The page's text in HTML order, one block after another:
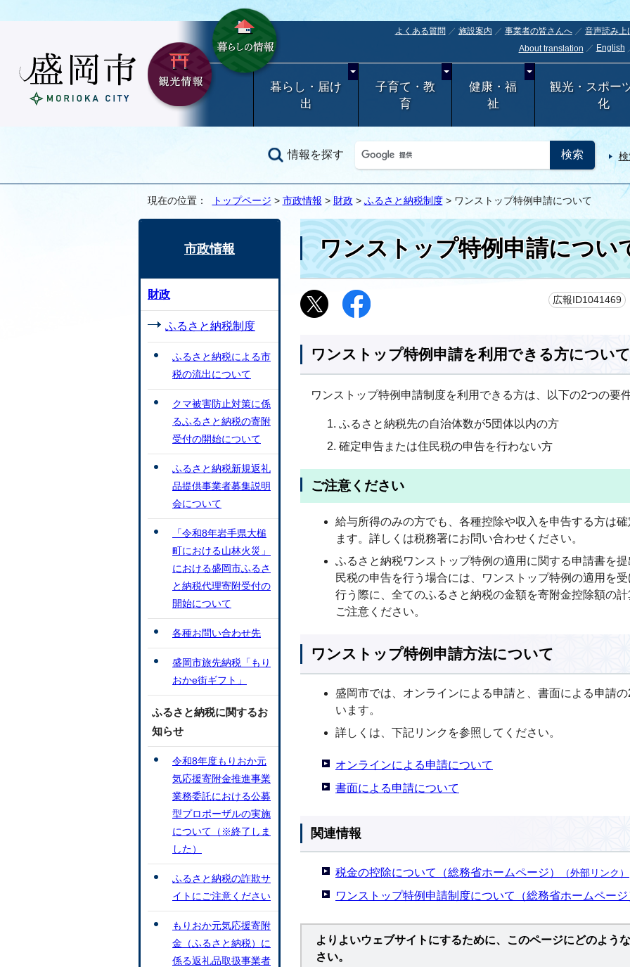
よくある質問 施設案内 事業者の皆さんへ 音声読み上
About translation
English
暮らし・届け
出
子育て・教
育
健康・福
祉
観光・スポー
化
情報を探す
現在の位置： トップページ > 市政情報 > 財政 > ふるさと納税制度> ワンストップ特例申請について
ワンストップ特例申請につい
広報ID1041469
ワンストップ特例申請を利用できる方について
ワンストップ特例申請制度を利用できる方は、以下の2つの要
ふるさと納税先の自治体数が5団体以内の方
確定申告または住民税の申告を行わない方
ご注意ください
給与所得のみの方でも、各種控除や収入を申告する方は
ます。詳しくは税務署にお問い合わせください。
ふるさと納税ワンストップ特例の適用に関する申請書を
民税の申告を行う場合には、ワンストップ特例の適用を
行う際に、全てのふるさと納税の金額を寄附金控除額の
ご注意ください。
ワンストップ特例申請方法について
盛岡市では、オンラインによる申請と、書面による申請
います。
詳しくは、下記リンクを参照してください。
オンラインによる申請について
書面による申請について
関連情報
税金の控除について（総務省ホームページ） （外部リンク）
ワンストップ特例申請制度について（総務省ホームページ
よりよいウェブサイトにするために、このページにどのよう
さい。
市政情報
財政
ふるさと納税制度
ふるさと納税による市
税の流出について
クマ被害防止対策に係
るふるさと納税の寄附
受付の開始について
ふるさと納税新規返礼
品提供事業者募集説明
会について
「令和8年岩手県大槌
町における山林火災」
における盛岡市ふるさ
と納税代理寄附受付の
開始について
各種お問い合わせ先
盛岡市旅先納税「もり
おかe街ギフト」
ふるさと納税に関するお
知らせ
令和8年度もりおか元
気応援寄附金推進事業
業務委託における公募
型プロポーザルの実施
について（※終了しま
した）
ふるさと納税の詐欺サ
イトにご注意ください
もりおか元気応援寄附
金（ふるさと納税）に
係る返礼品取扱事業者